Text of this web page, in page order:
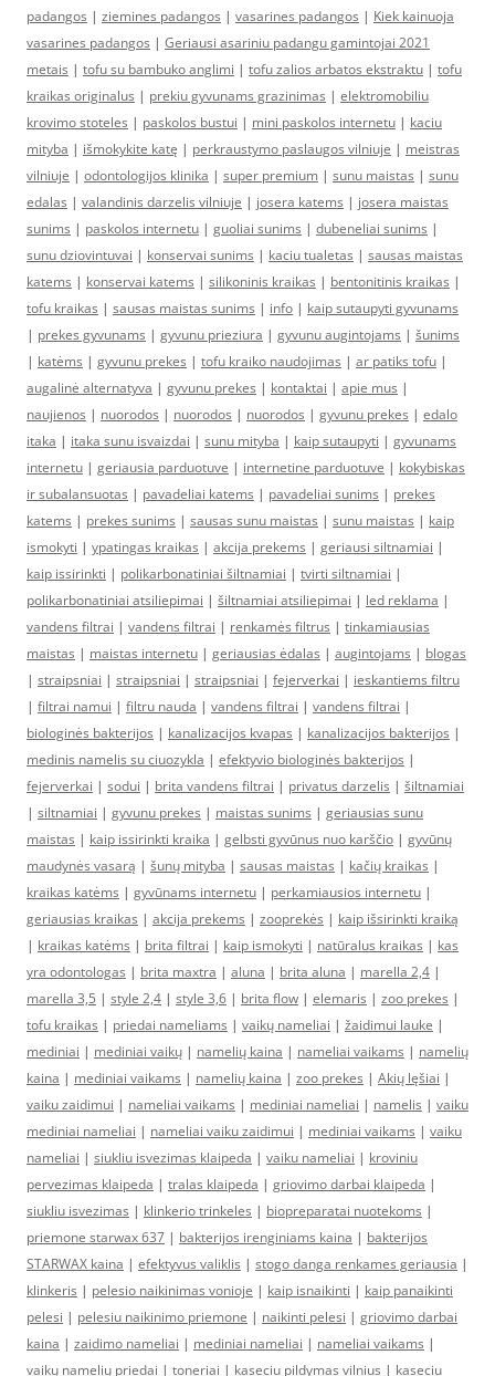
padangos | ziemines padangos | vasarines padangos | Kiek kainuoja
vasarines padangos | Geriausi asariniu padangu gamintojai 2021
metais | tofu su bambuko anglimi | tofu zalios arbatos ekstraktu | tofu
kraikas originalus | prekiu gyvunams grazinimas | elektromobiliu
krovimo stoteles | paskolos bustui | mini paskolos internetu | kaciu
mityba | išmokykite katę | perkraustymo paslaugos vilniuje | meistras
vilniuje | odontologijos klinika | super premium | sunu maistas | sunu
edalas | valandinis darzelis vilniuje | josera katems | josera maistas
sunims | paskolos internetu | guoliai sunims | dubeneliai sunims |
sunu dziovintuvai | konservai sunims | kaciu tualetas | sausas maistas
katems | konservai katems | silikoninis kraikas | bentonitinis kraikas |
tofu kraikas | sausas maistas sunims | info | kaip sutaupyti gyvunams
| prekes gyvunams | gyvunu prieziura | gyvunu augintojams | šunims
| katėms | gyvunu prekes | tofu kraiko naudojimas | ar patiks tofu |
augalinė alternatyva | gyvunu prekes | kontaktai | apie mus |
naujienos | nuorodos | nuorodos | nuorodos | gyvunu prekes | edalo
itaka | itaka sunu isvaizdai | sunu mityba | kaip sutaupyti | gyvunams
internetu | geriausia parduotuve | internetine parduotuve | kokybiskas
ir subalansuotas | pavadeliai katems | pavadeliai sunims | prekes
katems | prekes sunims | sausas sunu maistas | sunu maistas | kaip
ismokyti | ypatingas kraikas | akcija prekems | geriausi siltnamiai |
kaip issirinkti | polikarbonatiniai šiltnamiai | tvirti siltnamiai |
polikarbonatiniai atsiliepimai | šiltnamiai atsiliepimai | led reklama |
vandens filtrai | vandens filtrai | renkamės filtrus | tinkamiausias
maistas | maistas internetu | geriausias ėdalas | augintojams | blogas
| straipsniai | straipsniai | straipsniai | fejerverkai | ieskantiems filtru
| filtrai namui | filtru nauda | vandens filtrai | vandens filtrai |
biologinės bakterijos | kanalizacijos kvapas | kanalizacijos bakterijos |
medinis namelis su ciuozykla | efektyvio biologinės bakterijos |
fejerverkai | sodui | brita vandens filtrai | privatus darzelis | šiltnamiai
| siltnamiai | gyvunu prekes | maistas sunims | geriausias sunu
maistas | kaip issirinkti kraika | gelbsti gyvūnus nuo karščio | gyvūnų
maudynės vasarą | šunų mityba | sausas maistas | kačių kraikas |
kraikas katėms | gyvūnams internetu | perkamiausios internetu |
geriausias kraikas | akcija prekems | zooprekės | kaip išsirinkti kraiką
| kraikas katėms | brita filtrai | kaip ismokyti | natūralus kraikas | kas
yra odontologas | brita maxtra | aluna | brita aluna | marella 2,4 |
marella 3,5 | style 2,4 | style 3,6 | brita flow | elemaris | zoo prekes |
tofu kraikas | priedai nameliams | vaikų nameliai | žaidimui lauke |
mediniai | mediniai vaikų | namelių kaina | nameliai vaikams | namelių
kaina | mediniai vaikams | namelių kaina | zoo prekes | Akių lęšiai |
vaiku zaidimui | nameliai vaikams | mediniai nameliai | namelis | vaiku
mediniai nameliai | nameliai vaiku zaidimui | mediniai vaikams | vaiku
nameliai | siukliu isvezimas klaipeda | vaiku nameliai | kroviniu
pervezimas klaipeda | tralas klaipeda | griovimo darbai klaipeda |
siukliu isvezimas | klinkerio trinkeles | biopreparatai nuotekoms |
priemone starwax 637 | bakterijos irenginiams kaina | bakterijos
STARWAX kaina | efektyvus valiklis | stogo danga renkames geriausia |
klinkeris | pelesio naikinimas vonioje | kaip isnaikinti | kaip panaikinti
pelesi | pelesiu naikinimo priemone | naikinti pelesi | griovimo darbai
kaina | zaidimo nameliai | mediniai nameliai | nameliai vaikams |
vaikų namelių priedai | toneriai | kaseciu pildymas vilnius | kaseciu